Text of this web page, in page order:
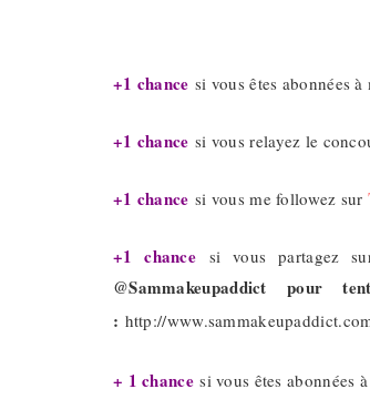
+1 chance si vous êtes abonnées
+1 chance si vous relayez le
+1 chance si vous me followez sur
+1 chance si vous partagez
@Sammakeupaddict
: http://
+ 1 chancesi vous êtes abonnées